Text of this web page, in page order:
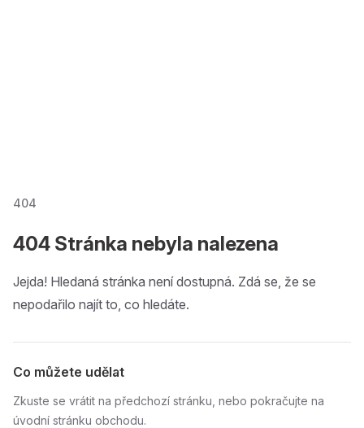
404
404 Stránka nebyla nalezena
Jejda! Hledaná stránka není dostupná. Zdá se, že se
nepodařilo najít to, co hledáte.
Co můžete udělat
Zkuste se vrátit na předchozí stránku, nebo pokračujte na
úvodní stránku obchodu.